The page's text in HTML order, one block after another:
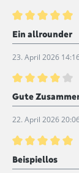
Bewertung mit
Ein allrounder
23. April 2026
Bewertung mit
Gute
22. April 2026
Bewertung mit
Beispiellos